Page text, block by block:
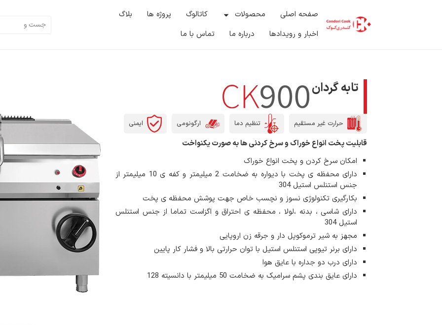
صفحه اصلی محصولات کاتالوگ پروژه ها
بلاگ
اخبار و رویدادها
درباره ما تماس با ما
تابه گردان
حرارت غیر مستقیم تنظیم دما ارگونومی ایمنی
قابلیت پخت انواع خوراک و سرخ کردنی ها به صورت یکنواخت
امکان سرخ کردن و پخت انواع خوراک
دارای محفظه ی پخت با دیواره به ضخامت 2 میلیمتر و کفه ی 10 میلیمتر از
جنس استنلس استیل 304
بکارگیری تکنولوژی نسوز و نچسب خاص جهت پوشش محفظه ی پخت
دارای شاسی ، بدنه ،لولا ، محفظه ی احتراق و اگزاست تماما از جنس استنلس
استیل 304
مجهز به شیر ترموکوپل دار و جرقه زن اروپایی
دارای برنر تیوپی استنلس استیل با توان حرارتی بالا و فشار کار پایین
دارای درب دو جداره با عایق هوا
دارای عایق بندی پشم سرامیک به ضخامت 50 میلیمتر با دانسیته 128